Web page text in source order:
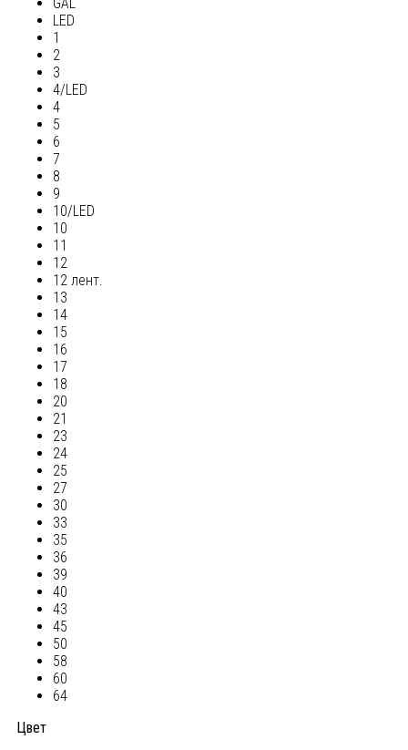
GAL
LED
1
2
3
4/LED
4
5
6
7
8
9
10/LED
10
11
12
12 лент.
13
14
15
16
17
18
20
21
23
24
25
27
30
33
35
36
39
40
43
45
50
58
60
64
Цвет